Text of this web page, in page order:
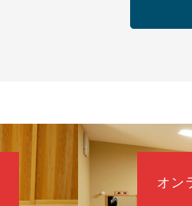
落語と日本舞踊の会 あわよか
昼 7 日（金）
オン